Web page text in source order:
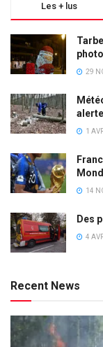
Les + lus
29
1
14
Des
4
Recent News